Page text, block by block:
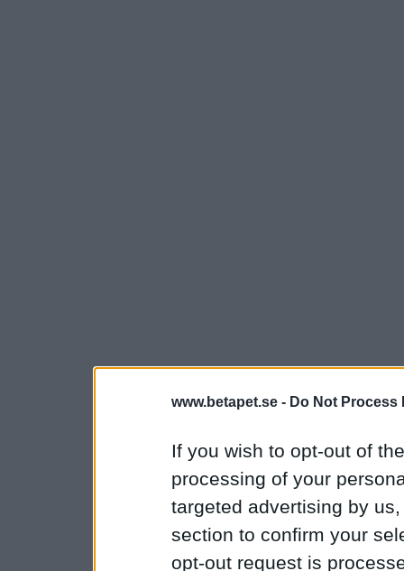
www.betapet.se - Do Not Process
If you wish to opt-out of
processing of your
targeted advertising by
section to confirm your
opt-out request is